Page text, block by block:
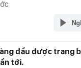
đầu được trang
tới.